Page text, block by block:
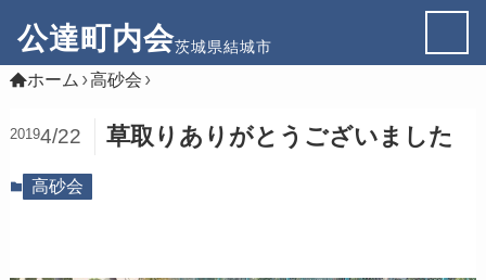
公達町内会茨城県結城市
ホーム 高砂会
草取りありがとうございました
20194/22
高砂会